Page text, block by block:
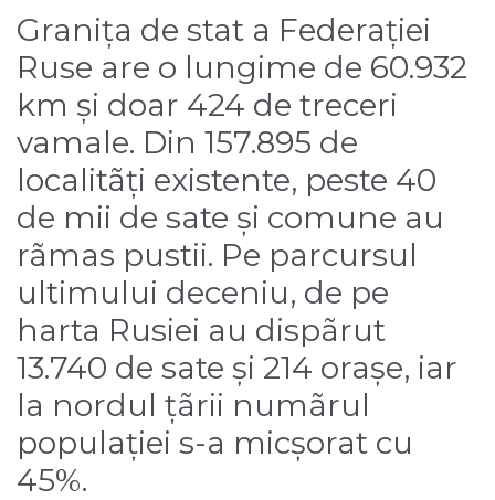
Granița de stat a Federației
Ruse are o lungime de 60.932
km și doar 424 de treceri
vamale. Din 157.895 de
localitãți existente, peste 40
de mii de sate și comune au
rãmas pustii. Pe parcursul
ultimului deceniu, de pe
harta Rusiei au dispãrut
13.740 de sate și 214 orașe, iar
la nordul țãrii numãrul
populației s-a micșorat cu
45%.